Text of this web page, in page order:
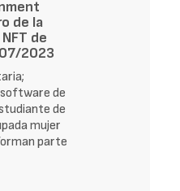
de la
de
2023
de
de
mujer
parte